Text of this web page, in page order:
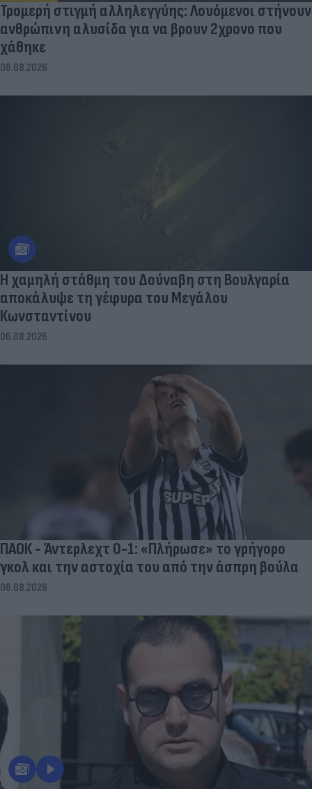
Τρομερή στιγμή αλληλεγγύης: Λουόμενοι στήνουν
ανθρώπινη αλυσίδα για να βρουν 2χρονο που
χάθηκε
06.08.2026
Η χαμηλή στάθμη του Δούναβη στη Βουλγαρία
αποκάλυψε τη γέφυρα του Μεγάλου
Κωνσταντίνου
06.08.2026
ΠΑΟΚ - Άντερλεχτ 0-1: «Πλήρωσε» το γρήγορο
γκολ και την αστοχία του από την άσπρη βούλα
06.08.2026